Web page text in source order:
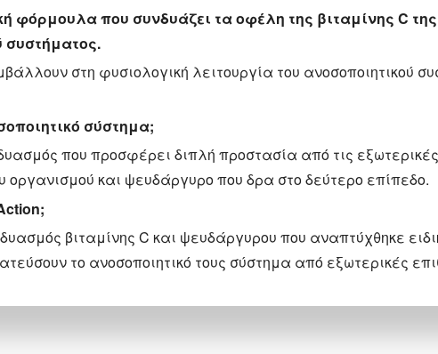
φόρμουλα που συνδυάζει τα οφέλη της βιταμίνης C
συστήματος.
στη φυσιολογική λειτουργία του ανοσοποιητικού
σύστημα;
που προσφέρει διπλή προστασία από τις
και ψευδάργυρο που δρα στο δεύτερο επίπεδο.
βιταμίνης C και ψευδάργυρου που αναπτύχθηκε
το ανοσοποιητικό τους σύστημα από εξωτερικές